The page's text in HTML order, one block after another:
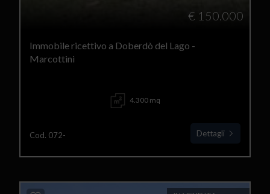
€ 150.000
Immobile ricettivo a Doberdò del Lago -
Marcottini
4.300 mq
Cod. 072- Dettagli